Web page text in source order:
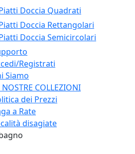
Doccia Quadrati
Doccia Rettangolari
Doccia Semicircolari
Registrati
Siamo
NOSTRE COLLEZIONI
dei Prezzi
a Rate
disagiate